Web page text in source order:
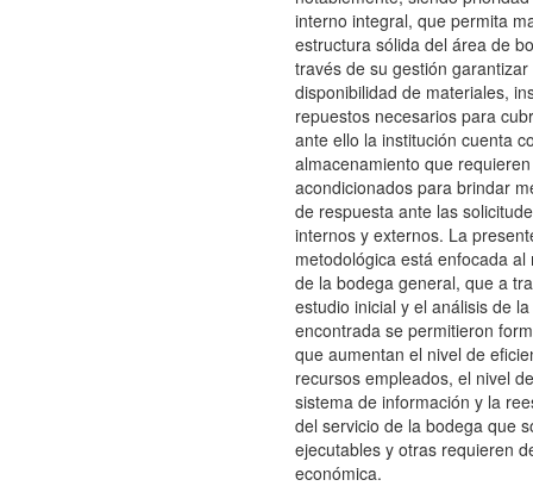
interno integral, que permita
estructura sólida del área de
través de su gestión garantizar
disponibilidad de materiales,
repuestos necesarios para
ante ello la institución cuenta
almacenamiento que
acondicionados para brindar
de respuesta ante las
internos y externos. La
metodológica está enfocada al
de la bodega general, que a
estudio inicial y el análisis de
encontrada se permitieron
que aumentan el nivel de
recursos empleados, el nivel
sistema de información y la
del servicio de la bodega que
ejecutables y otras requieren
económica.